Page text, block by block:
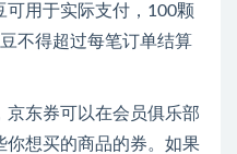
可用于实际支付，100颗
不得超过每笔订单结算
东券可以在会员俱乐部
你想买的商品的券。如果